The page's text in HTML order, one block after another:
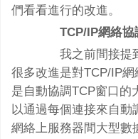
們看看進行的改進。
TCP/IP網絡
我之前間接提到
很多改進是對TCP/IP
是自動協調TCP窗口的
以通過每個連接來自
網絡上服務器間大型數